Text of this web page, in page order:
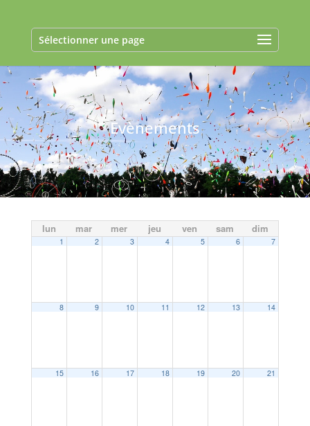
Sélectionner une page
Evènements
lun mar mer jeu ven sam dim
1 2 3 4 5 6 7
8 9 10 11 12 13 14
15 16 17 18 19 20 21